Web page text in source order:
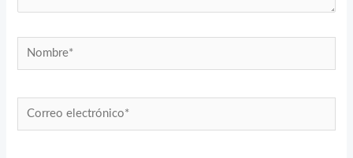
Nombre*
Correo
electrónico*